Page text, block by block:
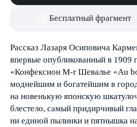
Бесплатный фрагмент
Рассказ Лазаря Осиповича
впервые опубликованный в 1909
«Конфексион M-r Шевалье «Au
моднейшим и богатейшим в
на новенькую японскую
блестело, самый придирчивый
ни единой пылинки и пятнышка